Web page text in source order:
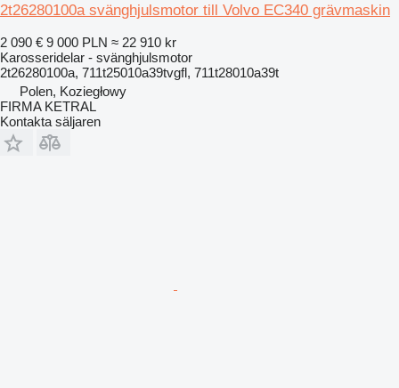
2t26280100a svänghjulsmotor till Volvo EC340 grävmaskin
2 090 € 9 000 PLN ≈ 22 910 kr
Karosseridelar - svänghjulsmotor
2t26280100a, 711t25010a39tvgfl, 711t28010a39t
Polen, Koziegłowy
FIRMA KETRAL
Kontakta säljaren